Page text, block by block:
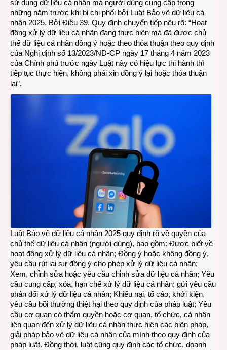
sử dụng dữ liệu cá nhân mà người dùng cung cấp trong
những năm trước khi bị chi phối bởi Luật Bảo vệ dữ liệu cá
nhân 2025. Bởi Điều 39. Quy định chuyển tiếp nêu rõ: “Hoạt
động xử lý dữ liệu cá nhân đang thực hiện mà đã được chủ
thể dữ liệu cá nhân đồng ý hoặc theo thỏa thuận theo quy định
của Nghị định số 13/2023/NĐ-CP ngày 17 tháng 4 năm 2023
của Chính phủ trước ngày Luật này có hiệu lực thi hành thì
tiếp tục thực hiện, không phải xin đồng ý lại hoặc thỏa thuận
lại”.
Luật Bảo vệ dữ liệu cá nhân 2025 quy định rõ về quyền của
chủ thể dữ liệu cá nhân (người dùng), bao gồm: Được biết về
hoạt động xử lý dữ liệu cá nhân; Đồng ý hoặc không đồng ý,
yêu cầu rút lại sự đồng ý cho phép xử lý dữ liệu cá nhân;
Xem, chỉnh sửa hoặc yêu cầu chỉnh sửa dữ liệu cá nhân; Yêu
cầu cung cấp, xóa, hạn chế xử lý dữ liệu cá nhân; gửi yêu cầu
phản đối xử lý dữ liệu cá nhân; Khiếu nại, tố cáo, khởi kiện,
yêu cầu bồi thường thiệt hại theo quy định của pháp luật; Yêu
cầu cơ quan có thẩm quyền hoặc cơ quan, tổ chức, cá nhân
liên quan đến xử lý dữ liệu cá nhân thực hiện các biện pháp,
giải pháp bảo vệ dữ liệu cá nhân của mình theo quy định của
pháp luật. Đồng thời, luật cũng quy định các tổ chức, doanh